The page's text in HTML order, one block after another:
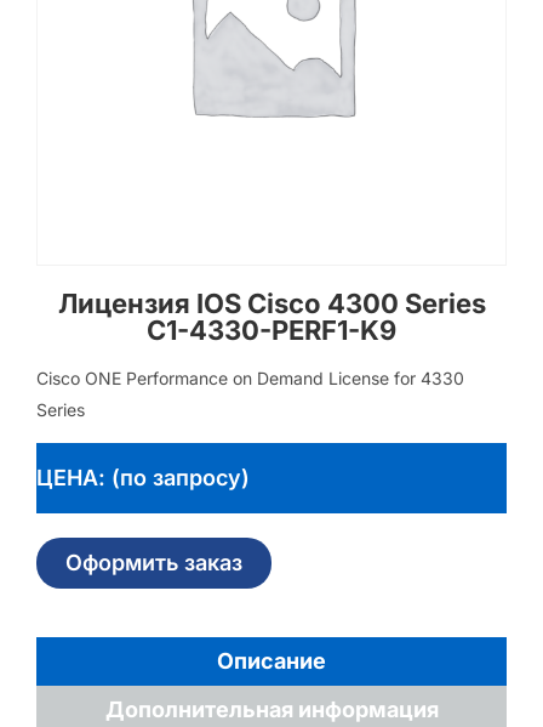
Лицензия IOS Cisco 4300 Series
C1-4330-PERF1-K9
Cisco ONE Performance on Demand License for 4330
Series
ЦЕНА: (по запросу)
Оформить заказ
Описание
Дополнительная информация